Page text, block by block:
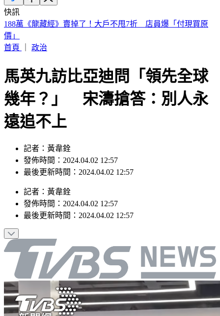
快訊
美股開盤／聯準會升息疑慮意外減緩！標普、那指「雙開高」
首頁
馬英九訪比亞迪問「領先全球
幾年？」 宋濤搶答：別人永
遠追不上
發佈時間：2024.04.02 12:57
最後更新時間：2024.04.02 12:57
發佈時間：2024.04.02 12:57
最後更新時間：2024.04.02 12:57